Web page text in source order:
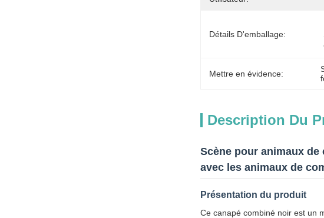
Détails D'emballage:
Mettre en évidence:
Description Du
Scène pour animaux
avec les animaux de
Présentation du produit
Ce canapé combiné noir est un